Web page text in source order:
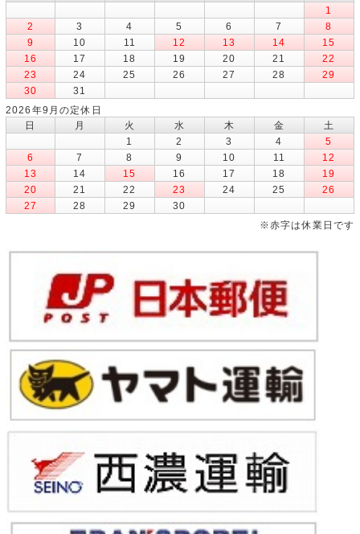
1
2
3 4 5 6 7
8
9
10 11 12 13 14
15
16
17 18 19 20 21
22
23
24 25 26 27 28
29
30
31
2026年9月の定休日
日
月 火 水 木 金
土
1
2 3 4
5
6
7 8 9 10 11
12
13
14 15 16 17 18
19
20
21 22 23 24 25
26
27
28 29
30
※赤字は休業日です